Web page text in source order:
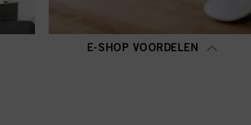
E-SHOP VOORDELEN